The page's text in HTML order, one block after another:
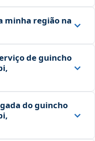
minha região na
de guincho
do guincho